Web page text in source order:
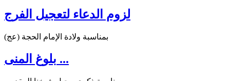
لزوم الدعاء لتعجيل الفرج
بمناسبة ولادة الإمام الحجة (عج)
بلوغ المنى ...